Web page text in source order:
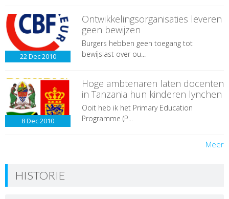
22 Dec2010
Ontwikkelingsorganisaties leveren
geen bewijzen
Burgers hebben geen toegang tot
bewijslast over ou...
8 Dec2010
Hoge ambtenaren laten docenten
in Tanzania hun kinderen lynchen
Ooit heb ik het Primary Education
Programme (P...
Meer
HISTORIE